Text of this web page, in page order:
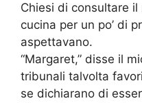
Chiesi di consultare
cucina per un po’ di
aspettavano.
“Margaret,” disse il
tribunali talvolta
se dichiarano di